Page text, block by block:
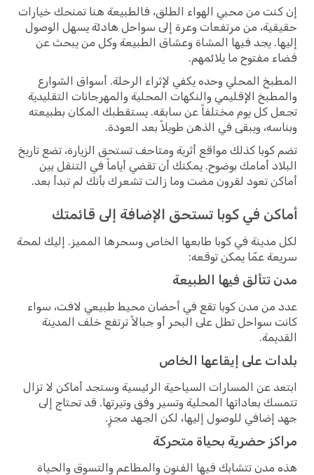
إن كنت من محبي الهواء الطلق، فالطبيعة هنا تمنحك خيارات
حقيقية، من مرتفعات وعرة إلى سواحل هادئة يسهل الوصول
إليها. يجد فيها المشاة وعشاق الطبيعة وكل من يبحث عن
فضاء مفتوح ما يلائمهم.
المطبخ المحلي وحده يكفي لإثراء الرحلة. أسواق الشوارع
والمطبخ الإقليمي والنكهات المحلية والمهرجانات التقليدية
تجعل كل يوم مختلفاً عن سابقه. يستقطبك المكان بطبيعته
وبناسه، ويبقى في الذهن طويلاً بعد العودة.
تضم كوبا كذلك مواقع أثرية ومتاحف تستحق الزيارة، تضع تاريخ
البلاد أمامك بوضوح. يمكنك أن تقضي أياماً في التنقل بين
أماكن تعود لقرون مضت وما زالت تشعرك بأنك لم تبدأ بعد.
أماكن في كوبا تستحق الإضافة إلى قائمتك
لكل مدينة في كوبا طابعها الخاص وسحرها المميز. إليك لمحة
سريعة عمّا يمكن توقعه:
مدن تتألق فيها الطبيعة
عدد من مدن كوبا تقع في أحضان محيط طبيعي لافت، سواء
كانت سواحل تطل على البحر أو جبالاً ترتفع خلف المدينة
القديمة.
بلدات على إيقاعها الخاص
ابتعد عن المسارات السياحية الرئيسية وستجد أماكن لا تزال
تتمسك بعاداتها المحلية وتسير وفق وتيرتها. قد تحتاج إلى
جهد إضافي للوصول إليها، لكن الجهد مجزٍ.
مراكز حضرية بحياة متحركة
هذه مدن تتشابك فيها الفنون والمطاعم والتسوق والحياة